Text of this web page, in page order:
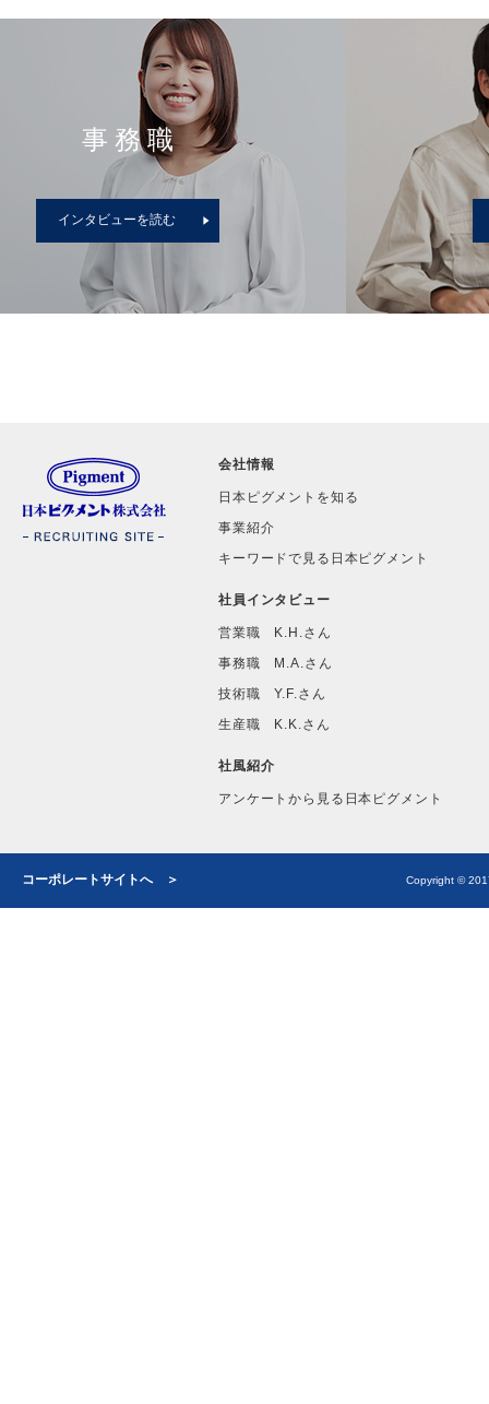
事務職
インタビューを読む
会社情報
日本ピグメントを知る
事業紹介
キーワードで見る日本ピグメント
社員インタビュー
営業職 K.H.さん
事務職 M.A.さん
技術職 Y.F.さん
生産職 K.K.さん
社風紹介
アンケートから見る日本ピグメント
コーポレートサイトへ ＞ Copyright ©